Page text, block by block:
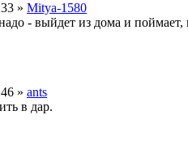
» Mitya-1580
- выйдет из дома и поймает,
» ants
в дар.